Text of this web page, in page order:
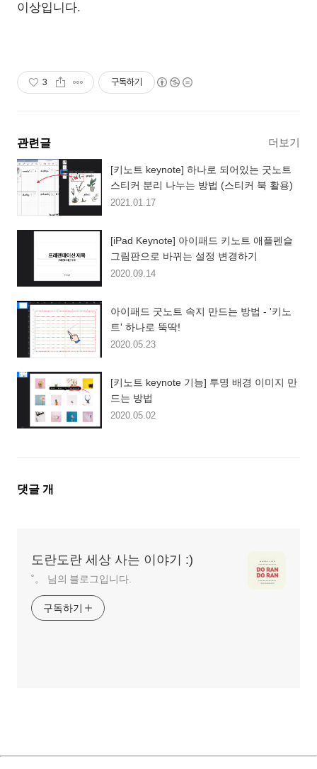
이상입니다.
3 구독하기
관련글 더보기
[키노트 keynote] 하나로 되어있는 굿노트
스티커 분리 나누는 방법 (스티커 북 활용)
2021.01.17
[iPad Keynote] 아이패드 키노트 애플펜슬
그림판으로 바뀌는 설정 변경하기
2020.09.14
아이패드 굿노트 속지 만드는 방법 - '키노
트' 하나로 뚝딱!
2020.05.23
[키노트 keynote 기능] 투명 배경 이미지 만
드는 방법
2020.05.02
댓
댓글 개
도란도란 세상 사는 이야기 :)
˚。 님의 블로그입니다.
구독하기